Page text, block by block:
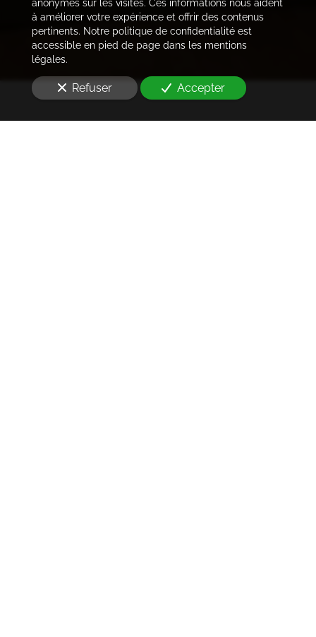
à améliorer votre expérience et offrir des contenus
pertinents. Notre politique de confidentialité est
accessible en pied de page dans les mentions
légales.
Refuser Accepter